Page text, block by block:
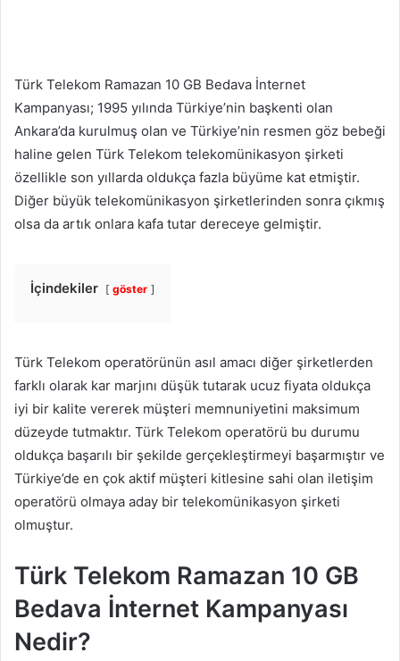
Türk Telekom Ramazan 10 GB Bedava İnternet
Kampanyası; 1995 yılında Türkiye’nin başkenti olan
Ankara’da kurulmuş olan ve Türkiye’nin resmen göz bebeği
haline gelen Türk Telekom telekomünikasyon şirketi
özellikle son yıllarda oldukça fazla büyüme kat etmiştir.
Diğer büyük telekomünikasyon şirketlerinden sonra çıkmış
olsa da artık onlara kafa tutar dereceye gelmiştir.
İçindekiler göster
Türk Telekom operatörünün asıl amacı diğer şirketlerden
farklı olarak kar marjını düşük tutarak ucuz fiyata oldukça
iyi bir kalite vererek müşteri memnuniyetini maksimum
düzeyde tutmaktır. Türk Telekom operatörü bu durumu
oldukça başarılı bir şekilde gerçekleştirmeyi başarmıştır ve
Türkiye’de en çok aktif müşteri kitlesine sahi olan iletişim
operatörü olmaya aday bir telekomünikasyon şirketi
olmuştur.
Türk Telekom Ramazan 10 GB
Bedava İnternet Kampanyası
Nedir?